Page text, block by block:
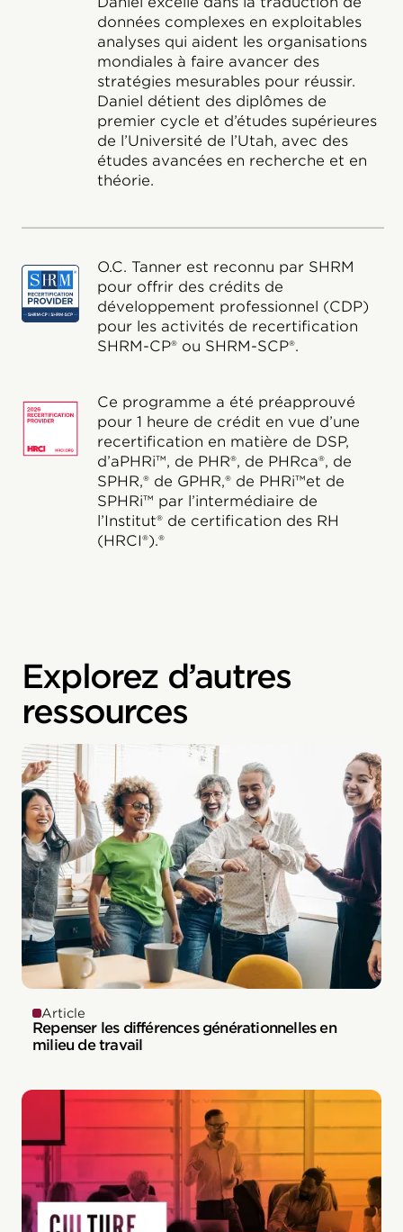
données complexes en exploitables
analyses qui aident les organisations
mondiales à faire avancer des
stratégies mesurables pour réussir.
Daniel détient des diplômes de
premier cycle et d’études supérieures
de l’Université de l’Utah, avec des
études avancées en recherche et en
théorie.
O.C. Tanner est reconnu par SHRM
pour offrir des crédits de
développement professionnel (CDP)
pour les activités de recertification
SHRM-CP® ou SHRM-SCP®.
Ce programme a été préapprouvé
pour 1 heure de crédit en vue d’une
recertification en matière de DSP,
d’aPHRi™, de PHR®, de PHRca®, de
SPHR,® de GPHR,® de PHRi™et de
SPHRi™ par l’intermédiaire de
l’Institut® de certification des RH
(HRCI®).®
Explorez d’autres
ressources
Article
Repenser les différences générationnelles en
milieu de travail